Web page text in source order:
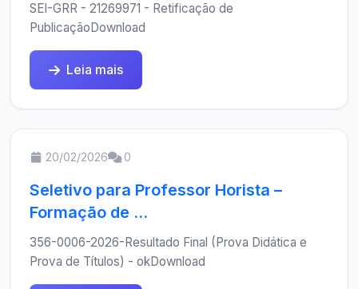
SEI-GRR - 21269971 - Retificação de
PublicaçãoDownload
Leia mais
20/02/2026 0
Seletivo para Professor Horista –
Formação de ...
356-0006-2026-Resultado Final (Prova Didática e
Prova de Títulos) - okDownload